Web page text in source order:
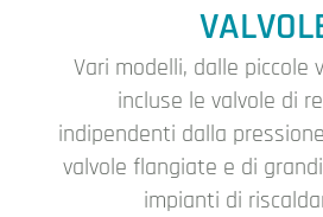
Vari modelli, dalle piccole
incluse le valvole di
indipendenti dalla
valvole flangiate e di
impianti di